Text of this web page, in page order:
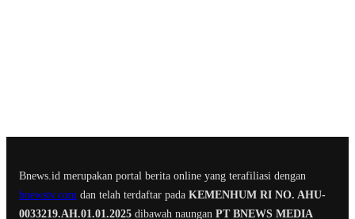
Bnews.id merupakan portal berita online yang terafiliasi dengan
bnewstv.com dan telah terdaftar pada KEMENHUM RI NO. AHU-
0033219.AH.01.01.2025 dibawah naungan PT BNEWS MEDIA